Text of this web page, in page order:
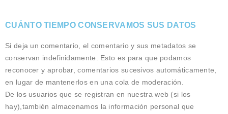
CUÁNTO TIEMPO CONSERVAMOS SUS DATOS
Si deja un comentario, el comentario y sus metadatos se
conservan indefinidamente. Esto es para que podamos
reconocer y aprobar, comentarios sucesivos automáticamente,
en lugar de mantenerlos en una cola de moderación.
De los usuarios que se registran en nuestra web (si los
hay),también almacenamos la información personal que